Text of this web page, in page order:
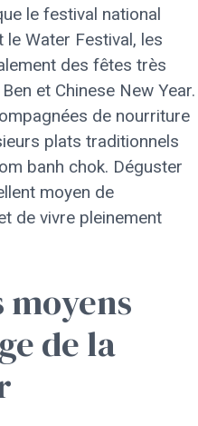
le festival national
Water Festival, les
des fêtes très
et Chinese New Year.
de nourriture
plats traditionnels
banh chok. Déguster
moyen de
de vivre pleinement
de la